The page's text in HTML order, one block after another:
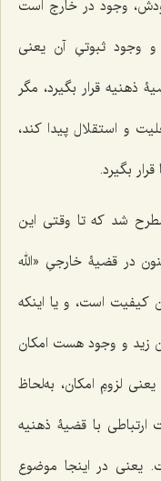
وجود در خارج است
ثبوتىِ آن یعنی
ذهنیه قرار بگیرد، مگر
و استقلال پیدا كند،
بگیرد.
شد كه تا وقتى این
در قضیۀ خارجىِ «الله
كیفیت است، و یا اینكه
زید و وجود هست امكان
لزومِ امكان، به‌لحاظ
ارتباطى با قضیۀ ذهنیه
یعنى در اینجا موضوع